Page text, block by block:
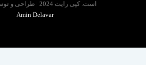
است. کپی رایت 2024 | طراحی و توسعه توسط
Amin Delavar